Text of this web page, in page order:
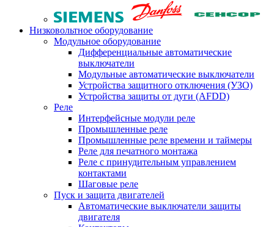
Низковольтное оборудование
Модульное оборудование
Дифференциальные автоматические
выключатели
Модульные автоматические выключатели
Устройства защитного отключения (УЗО)
Устройства защиты от дуги (AFDD)
Реле
Интерфейсные модули реле
Промышленные реле
Промышленные реле времени и таймеры
Реле для печатного монтажа
Реле с принудительным управлением
контактами
Шаговые реле
Пуск и защита двигателей
Автоматические выключатели защиты
двигателя